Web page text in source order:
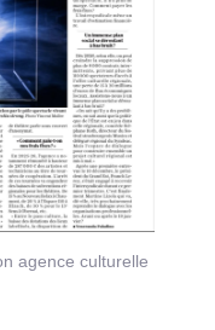
agence culturelle